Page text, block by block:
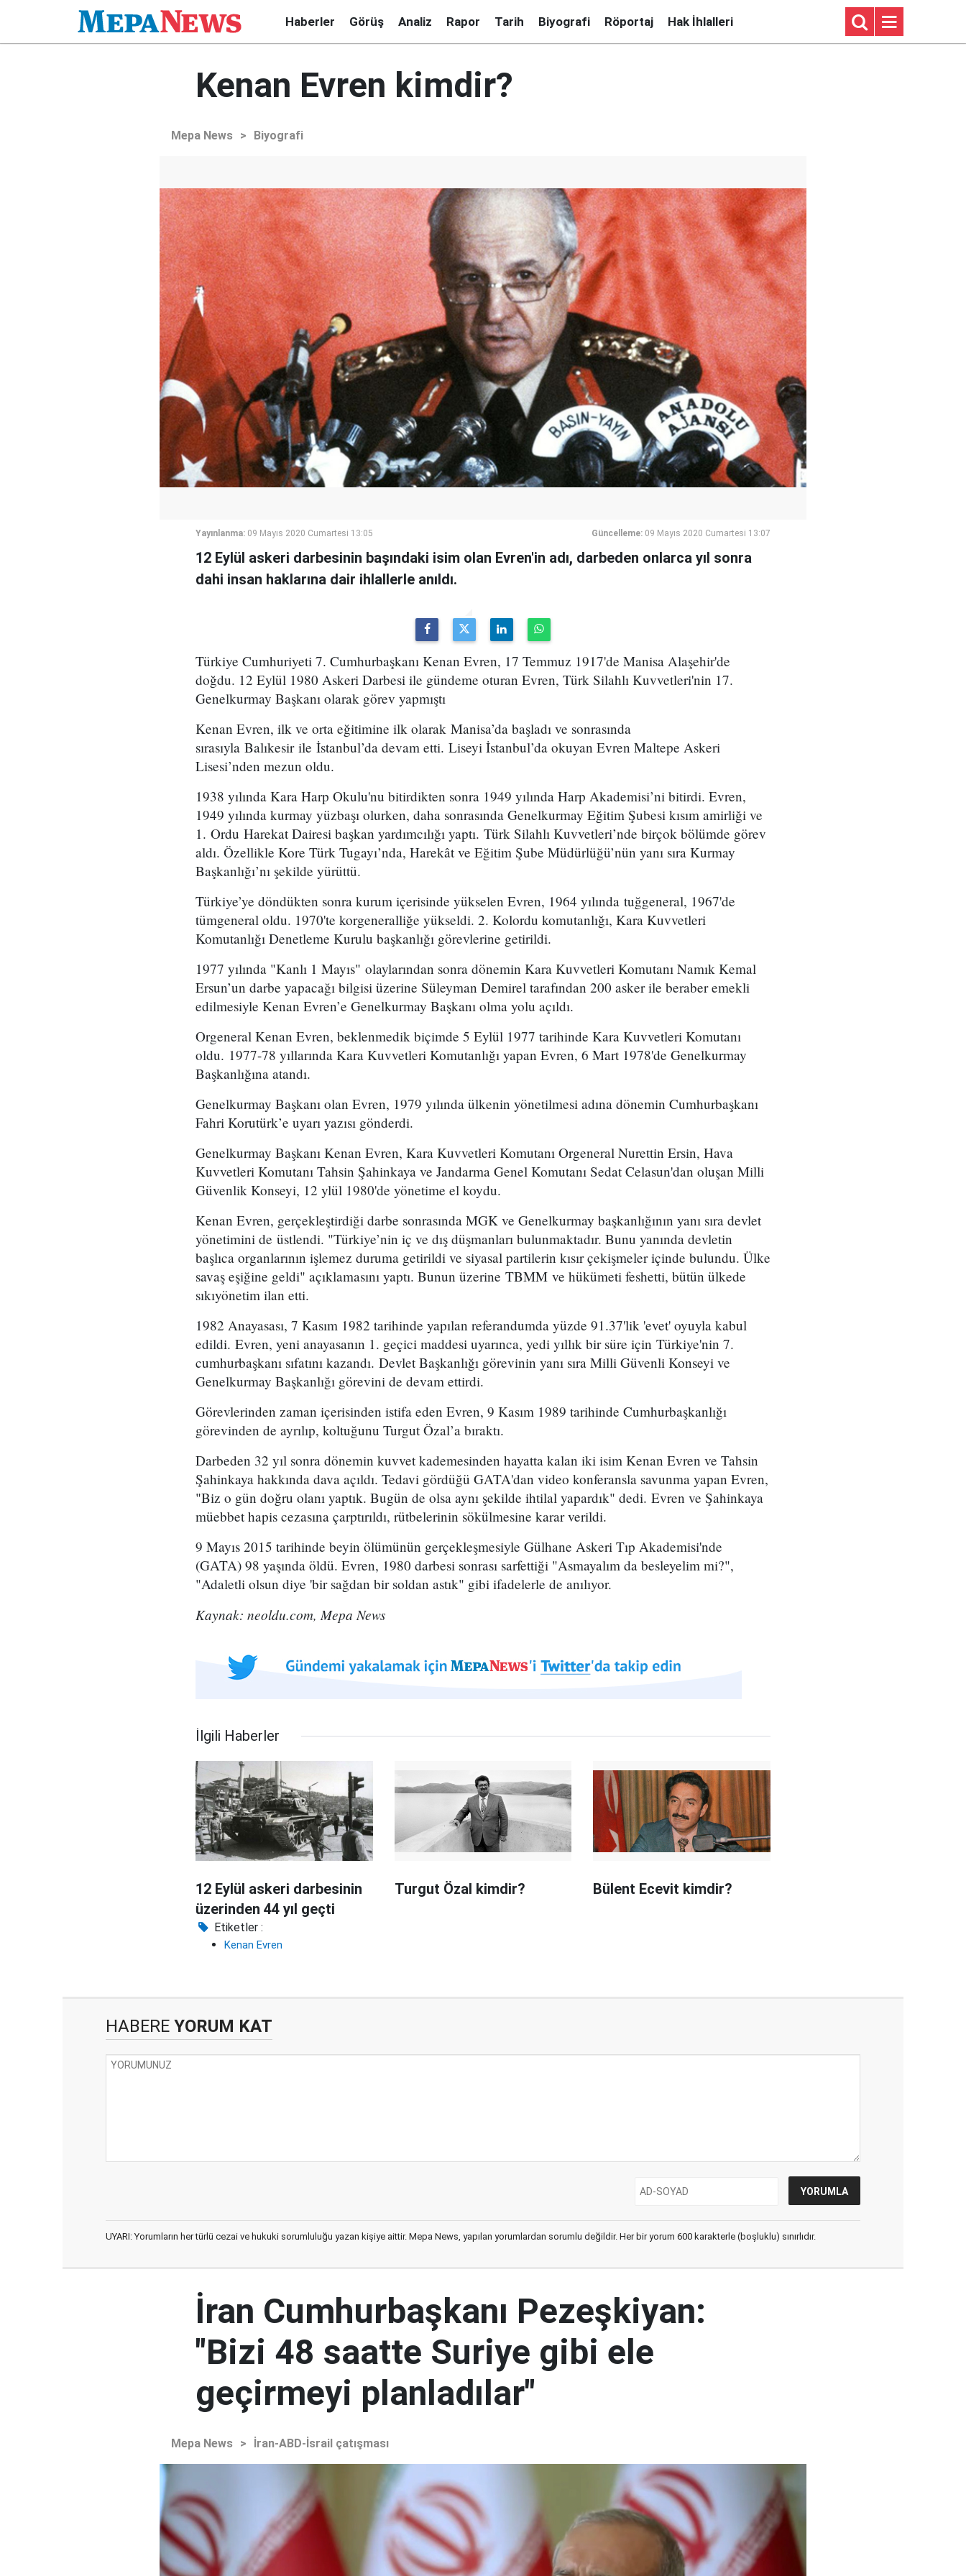
Haberler Görüş Analiz Rapor Tarih Biyografi Röportaj Hak İhlalleri
Kenan Evren kimdir?
Mepa News > Biyografi
Yayınlanma: 09 Mayıs 2020 Cumartesi 13:05 Güncelleme: 09 Mayıs 2020 Cumartesi 13:07
12 Eylül askeri darbesinin başındaki isim olan Evren'in adı, darbeden onlarca yıl sonra
dahi insan haklarına dair ihlallerle anıldı.
Türkiye Cumhuriyeti 7. Cumhurbaşkanı Kenan Evren, 17 Temmuz 1917'de Manisa Alaşehir'de
doğdu. 12 Eylül 1980 Askeri Darbesi ile gündeme oturan Evren, Türk Silahlı Kuvvetleri'nin 17.
Genelkurmay Başkanı olarak görev yapmıştı
Kenan Evren, ilk ve orta eğitimine ilk olarak Manisa’da başladı ve sonrasında
sırasıyla Balıkesir ile İstanbul’da devam etti. Liseyi İstanbul’da okuyan Evren Maltepe Askeri
Lisesi’nden mezun oldu.
1938 yılında Kara Harp Okulu'nu bitirdikten sonra 1949 yılında Harp Akademisi’ni bitirdi. Evren,
1949 yılında kurmay yüzbaşı olurken, daha sonrasında Genelkurmay Eğitim Şubesi kısım amirliği ve
1. Ordu Harekat Dairesi başkan yardımcılığı yaptı. Türk Silahlı Kuvvetleri’nde birçok bölümde görev
aldı. Özellikle Kore Türk Tugayı’nda, Harekât ve Eğitim Şube Müdürlüğü’nün yanı sıra Kurmay
Başkanlığı’nı şekilde yürüttü.
Türkiye’ye döndükten sonra kurum içerisinde yükselen Evren, 1964 yılında tuğgeneral, 1967'de
tümgeneral oldu. 1970'te korgeneralliğe yükseldi. 2. Kolordu komutanlığı, Kara Kuvvetleri
Komutanlığı Denetleme Kurulu başkanlığı görevlerine getirildi.
1977 yılında "Kanlı 1 Mayıs" olaylarından sonra dönemin Kara Kuvvetleri Komutanı Namık Kemal
Ersun’un darbe yapacağı bilgisi üzerine Süleyman Demirel tarafından 200 asker ile beraber emekli
edilmesiyle Kenan Evren’e Genelkurmay Başkanı olma yolu açıldı.
Orgeneral Kenan Evren, beklenmedik biçimde 5 Eylül 1977 tarihinde Kara Kuvvetleri Komutanı
oldu. 1977-78 yıllarında Kara Kuvvetleri Komutanlığı yapan Evren, 6 Mart 1978'de Genelkurmay
Başkanlığına atandı.
Genelkurmay Başkanı olan Evren, 1979 yılında ülkenin yönetilmesi adına dönemin Cumhurbaşkanı
Fahri Korutürk’e uyarı yazısı gönderdi.
Genelkurmay Başkanı Kenan Evren, Kara Kuvvetleri Komutanı Orgeneral Nurettin Ersin, Hava
Kuvvetleri Komutanı Tahsin Şahinkaya ve Jandarma Genel Komutanı Sedat Celasun'dan oluşan Milli
Güvenlik Konseyi, 12 ylül 1980'de yönetime el koydu.
Kenan Evren, gerçekleştirdiği darbe sonrasında MGK ve Genelkurmay başkanlığının yanı sıra devlet
yönetimini de üstlendi. "Türkiye’nin iç ve dış düşmanları bulunmaktadır. Bunu yanında devletin
başlıca organlarının işlemez duruma getirildi ve siyasal partilerin kısır çekişmeler içinde bulundu. Ülke
savaş eşiğine geldi" açıklamasını yaptı. Bunun üzerine TBMM ve hükümeti feshetti, bütün ülkede
sıkıyönetim ilan etti.
1982 Anayasası, 7 Kasım 1982 tarihinde yapılan referandumda yüzde 91.37'lik 'evet' oyuyla kabul
edildi. Evren, yeni anayasanın 1. geçici maddesi uyarınca, yedi yıllık bir süre için Türkiye'nin 7.
cumhurbaşkanı sıfatını kazandı. Devlet Başkanlığı görevinin yanı sıra Milli Güvenli Konseyi ve
Genelkurmay Başkanlığı görevini de devam ettirdi.
Görevlerinden zaman içerisinden istifa eden Evren, 9 Kasım 1989 tarihinde Cumhurbaşkanlığı
görevinden de ayrılıp, koltuğunu Turgut Özal’a bıraktı.
Darbeden 32 yıl sonra dönemin kuvvet kademesinden hayatta kalan iki isim Kenan Evren ve Tahsin
Şahinkaya hakkında dava açıldı. Tedavi gördüğü GATA'dan video konferansla savunma yapan Evren,
"Biz o gün doğru olanı yaptık. Bugün de olsa aynı şekilde ihtilal yapardık" dedi. Evren ve Şahinkaya
müebbet hapis cezasına çarptırıldı, rütbelerinin sökülmesine karar verildi.
9 Mayıs 2015 tarihinde beyin ölümünün gerçekleşmesiyle Gülhane Askeri Tıp Akademisi'nde
(GATA) 98 yaşında öldü. Evren, 1980 darbesi sonrası sarfettiği "Asmayalım da besleyelim mi?",
"Adaletli olsun diye 'bir sağdan bir soldan astık" gibi ifadelerle de anılıyor.
Kaynak: neoldu.com, Mepa News
İlgili Haberler
12 Eylül askeri darbesinin
üzerinden 44 yıl geçti
Turgut Özal kimdir? Bülent Ecevit kimdir?
Etiketler :
Kenan Evren
HABERE YORUM KAT
UYARI: Yorumların her türlü cezai ve hukuki sorumluluğu yazan kişiye aittir. Mepa News, yapılan yorumlardan sorumlu değildir. Her bir yorum 600 karakterle (boşluklu) sınırlıdır.
İran Cumhurbaşkanı Pezeşkiyan:
"Bizi 48 saatte Suriye gibi ele
geçirmeyi planladılar"
Mepa News > İran-ABD-İsrail çatışması